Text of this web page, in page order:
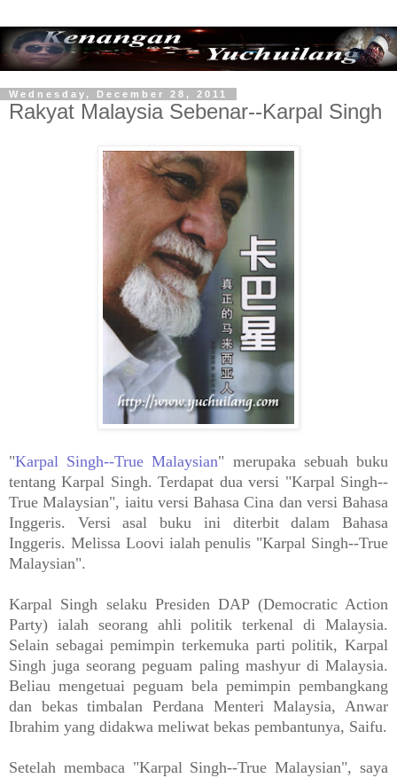
Wednesday, December 28, 2011
Rakyat Malaysia Sebenar--Karpal Singh
"Karpal Singh--True Malaysian" merupaka sebuah buku
tentang Karpal Singh. Terdapat dua versi "Karpal Singh--
True Malaysian", iaitu versi Bahasa Cina dan versi Bahasa
Inggeris. Versi asal buku ini diterbit dalam Bahasa
Inggeris. Melissa Loovi ialah penulis "Karpal Singh--True
Malaysian".
Karpal Singh selaku Presiden DAP (Democratic Action
Party) ialah seorang ahli politik terkenal di Malaysia.
Selain sebagai pemimpin terkemuka parti politik, Karpal
Singh juga seorang peguam paling mashyur di Malaysia.
Beliau mengetuai peguam bela pemimpin pembangkang
dan bekas timbalan Perdana Menteri Malaysia, Anwar
Ibrahim yang didakwa meliwat bekas pembantunya, Saifu.
Setelah membaca "Karpal Singh--True Malaysian", saya